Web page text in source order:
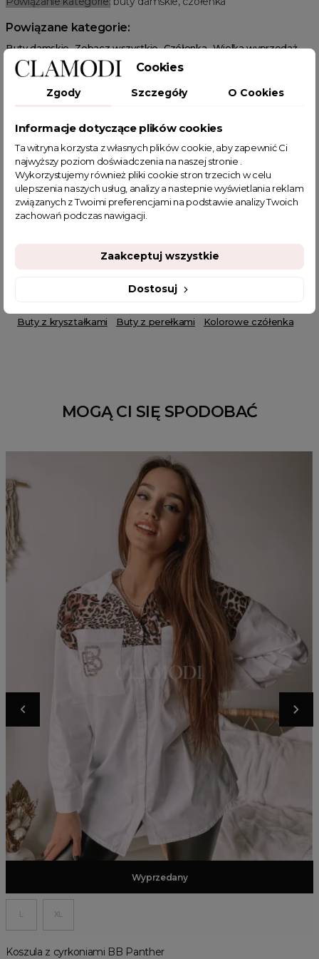
Powiązane kategorie:
Buty damskie Zobacz wszystkie Czółenka Wielka wyprzedaż
Wiosenne Uroczystości Letnie Uroczystości
POWIĄZANE TAGI
czółenka szpilki
czółenka z kamieniami
czółenka damskie
beżowe buty damskie
buty do sukienki
buty na wesele
beżowe botki
beżowe botki damskie
Buty z kryształkami
Buty z perełkami Kolorowe czółenka
MOGĄ CI SIĘ SPODOBAĆ
Dodaj do koszyka
Wyprzedany
L XL
Koszula z cyrkoniami BB Panther
Cookies
Zgody Szczegóły O Cookies
Informacje dotyczące plików cookies
Ta witryna korzysta z własnych plików cookie, aby zapewnić Ci
najwyższy poziom doświadczenia na naszej stronie .
Wykorzystujemy również pliki cookie stron trzecich w celu
ulepszenia naszych usług, analizy a nastepnie wyświetlania reklam
związanych z Twoimi preferencjami na podstawie analizy Twoich
zachowań podczas nawigacji.
Dostosuj
Zaakceptuj wszystkie